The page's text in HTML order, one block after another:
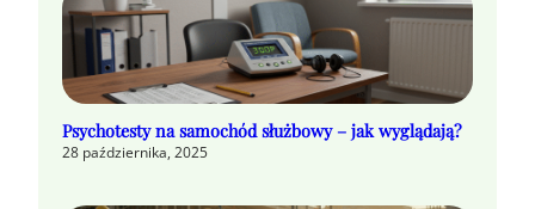
Psychotesty na samochód służbowy – jak wyglądają?
28 października, 2025